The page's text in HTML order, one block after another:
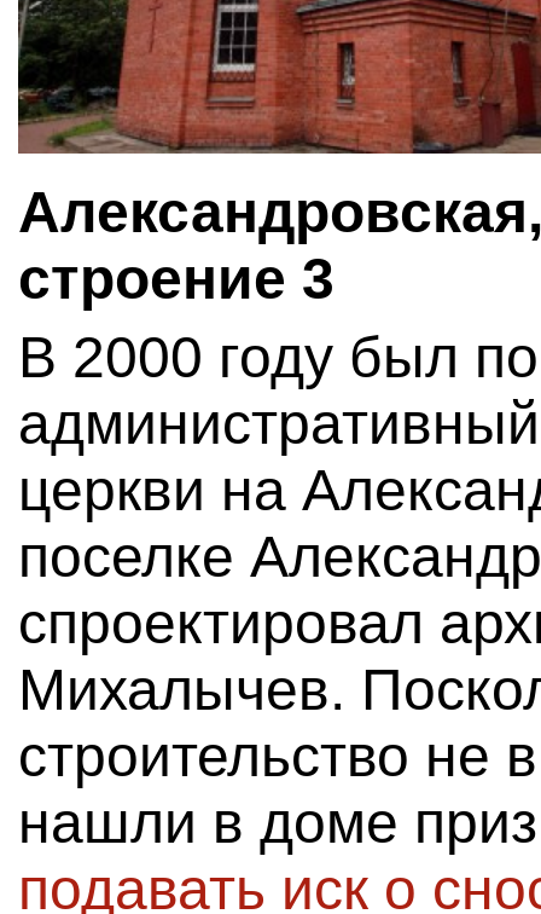
строение 3
В 2000 году был
церкви на
поселке
спроектировал
Михалычев.
строительство не
нашли в доме
подавать иск о